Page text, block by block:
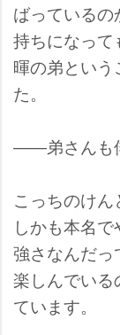
ばっている
持ちになっ
暉の弟とい
た。
――弟さんも
こっちのけん
しかも本名
強さなんだっ
楽しんでいる
ています。